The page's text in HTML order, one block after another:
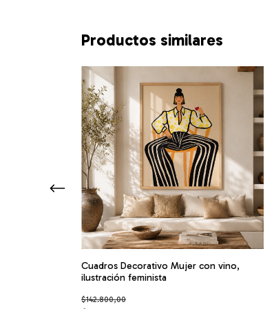
Productos similares
Cuadros Decorativo Mujer con vino,
ilustración feminista
$142.800,00